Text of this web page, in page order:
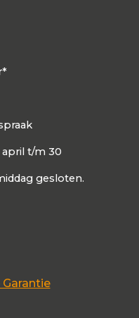
april t/m 30
gesloten.
Garantie